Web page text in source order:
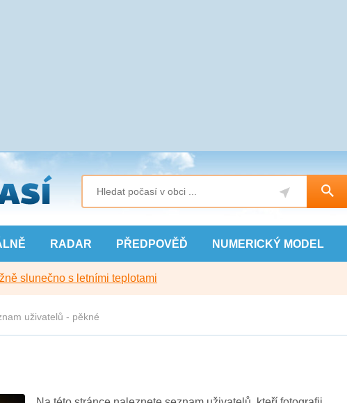
RADAR PŘEDPOVĚĎ NUMERICKÝ MODEL
slunečno s letními teplotami
uživatelů - pěkné